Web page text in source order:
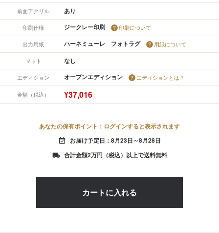
前面アクリル あり
印刷仕様 ジークレー印刷 印刷について
出力用紙 ハーネミューレ フォトラグ 用紙について
マット なし
エディション オープンエディション エディションとは？
金額（税込） ¥37,016
あなたの保有ポイント：ログインすると表示されます
event_available お届け予定日：8月23日～8月28日
local_shipping 合計金額2万円（税込）以上で送料無料